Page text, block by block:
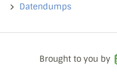
Datendumps
Brought to you by